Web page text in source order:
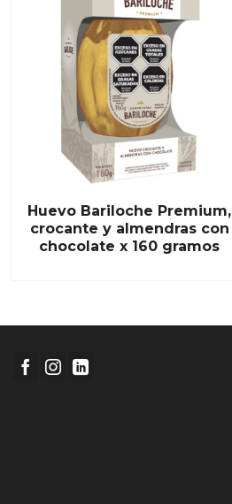
Huevo Bariloche Premium,
crocante y almendras con
chocolate x 160 gramos